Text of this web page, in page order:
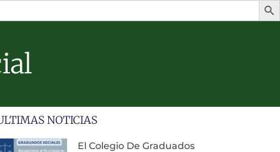
NOTICIAS
El Colegio De Graduados